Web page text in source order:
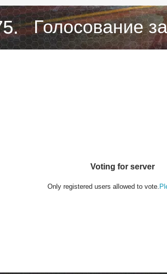
Voting for server
Only registered users allowed to vote.